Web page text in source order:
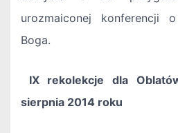
urozmaiconej konferencji
Boga.
IX rekolekcje dla
sierpnia 2014 roku